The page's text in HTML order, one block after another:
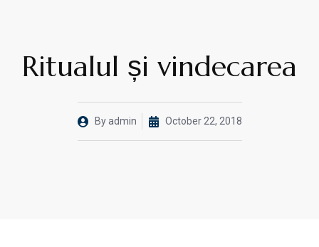
Ritualul și vindecarea
Byadmin October 22, 2018